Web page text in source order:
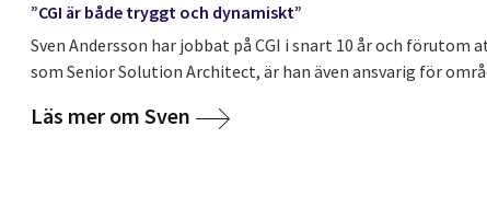
”CGI är både tryggt och dynamiskt”
Sven Andersson har jobbat på CGI i snart 10 år och förutom
som Senior Solution Architect, är han även ansvarig för
Läs mer om Sven